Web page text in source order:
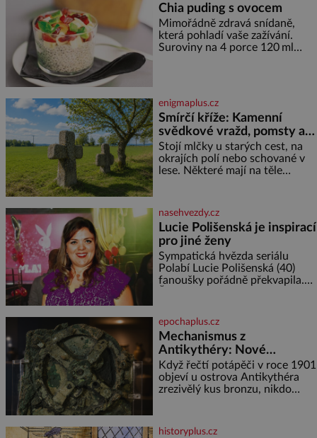
Chia puding s ovocem
Mimořádně zdravá snídaně,
která pohladí vaše zažívání.
Suroviny na 4 porce 120 ml
nasypeme chia semí
enigmaplus.cz
Smírčí kříže: Kamenní
svědkové vražd, pomsty a
dávných vin
Stojí mlčky u starých cest, na
okrajích polí nebo schované v
lese. Některé mají na těle
kříž. Na první pohled vypadají
jako zapomenuté nábo
nasehvezdy.cz
Lucie Polišenská je inspirací
pro jiné ženy
Sympatická hvězda seriálu
Polabí Lucie Polišenská (40)
fanoušky pořádně překvapila.
módu si příliš nepotrpí, se
vůbec poprvé postavila před
objekti
epochaplus.cz
Mechanismus z
Antikythéry: Nové
výzkumy odhalují další
překvapení o starověkém
počítači
Když řečtí potápěči v roce 1901
objeví u ostrova Antikythéra
zrezivělý kus bronzu, nikdo
starověku. Až moderní
historyplus.cz